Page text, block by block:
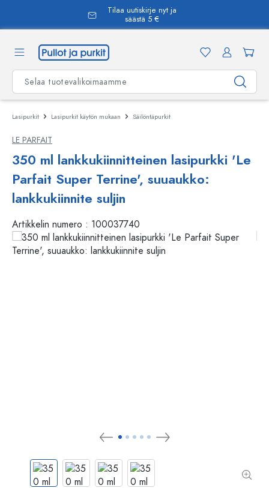
Tilaa uutiskirje nyt ja
säästä 5 €
Lasipurkit Lasipurkit käytön mukaan Säilöntäpurkit
LE PARFAIT
350 ml lankkukiinnitteinen lasipurkki 'Le
Parfait Super Terrine', suuaukko:
lankkukiinnite suljin
Artikkelin numero : 100037740